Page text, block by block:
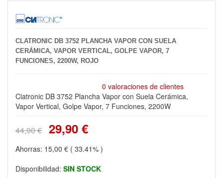
CLATRONIC DB 3752 PLANCHA VAPOR CON SUELA
CERÁMICA, VAPOR VERTICAL, GOLPE VAPOR, 7
FUNCIONES, 2200W, ROJO
0 valoraciones de clientes
Clatronic DB 3752 Plancha Vapor con Suela Cerámica,
Vapor Vertical, Golpe Vapor, 7 Funciones, 2200W
44,90 € 29,90 €
Ahorras: 15,00 € ( 33.41% )
Disponibilidad: SIN STOCK